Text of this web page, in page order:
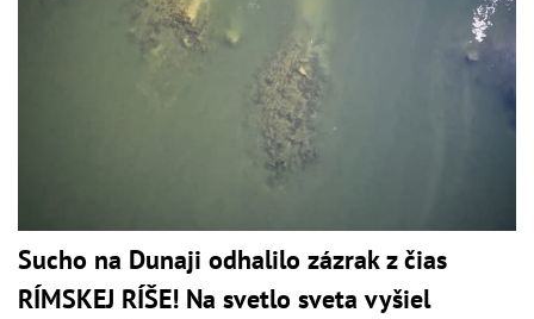
Sucho na Dunaji odhalilo zázrak z čias
RÍMSKEJ RÍŠE! Na svetlo sveta vyšiel